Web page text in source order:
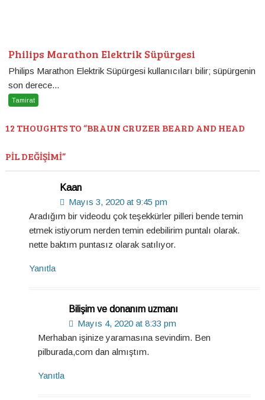
Philips Marathon Elektrik Süpürgesi
Philips Marathon Elektrik Süpürgesi kullanıcıları bilir; süpürgenin
son derece...
Tamirat
12 THOUGHTS TO “BRAUN CRUZER BEARD AND HEAD
PIL DEĞIŞIMI”
Kaan
Mayıs 3, 2020 at 9:45 pm
Aradığım bir videodu çok teşekkürler pilleri bende temin
etmek istiyorum nerden temin edebilirim puntalı olarak.
nette baktım puntasız olarak satılıyor.
Yanıtla
Bilişim ve donanım uzmanı
Mayıs 4, 2020 at 8:33 pm
Merhaban işinize yaramasına sevindim. Ben
pilburada,com dan almıştım.
Yanıtla